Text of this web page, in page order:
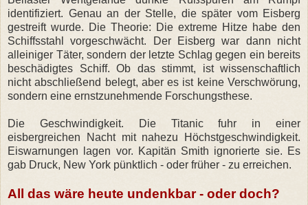
identifiziert. Genau an der Stelle, die später vom Eisberg
gestreift wurde. Die Theorie: Die extreme Hitze habe den
Schiffsstahl vorgeschwächt. Der Eisberg war dann nicht
alleiniger Täter, sondern der letzte Schlag gegen ein bereits
beschädigtes Schiff. Ob das stimmt, ist wissenschaftlich
nicht abschließend belegt, aber es ist keine Verschwörung,
sondern eine ernstzunehmende Forschungsthese.
Die Geschwindigkeit. Die Titanic fuhr in einer
eisbergreichen Nacht mit nahezu Höchstgeschwindigkeit.
Eiswarnungen lagen vor. Kapitän Smith ignorierte sie. Es
gab Druck, New York pünktlich - oder früher - zu erreichen.
All das wäre heute undenkbar - oder doch?